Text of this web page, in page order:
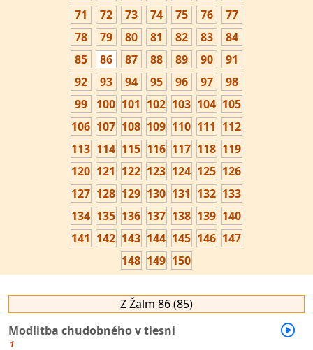
71
72 73 74 75 76
77
78
79 80 81 82 83
84
85
86 87 88 89 90
91
92
93 94 95 96 97
98
99
100 101 102 103 104 105
106 107 108 109 110 111 112
113 114 115 116 117 118 119
120 121 122 123 124 125 126
127 128 129 130 131 132 133
134 135 136 137 138 139 140
141 142 143 144 145 146 147
148 149 150
Z Žalm 86 (85)
Modlitba chudobného v tiesni
1